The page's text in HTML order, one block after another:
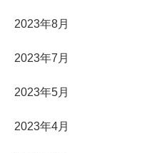
2023年8月
2023年7月
2023年5月
2023年4月